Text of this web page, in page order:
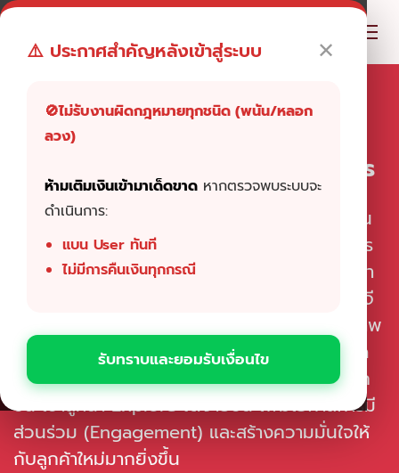
⚠️ ประกาศสำคัญหลังเข้าสู่ระบบ ✕
🚫ไม่รับงานผิดกฎหมายทุกชนิด (พนัน/หลอก
ลวง)
ห้ามเติมเงินเข้ามาเด็ดขาด หากตรวจพบระบบจะ
ดำเนินการ:
แบน User ทันที
ไม่มีการคืนเงินทุกกรณี
รับทราบและยอมรับเงื่อนไข
บริการเพิ่มยอด Instagram ครบวงจร
บริการเพิ่มไลค์และเพิ่มผู้ติดตาม Instagram ผ่าน
ระบบของเรา ช่วยเสริมความน่าเชื่อถือและเปิดการ
มองเห็นให้โปรไฟล์ของคุณอย่างเป็นธรรมชาติ เรา
ให้บริการครบทั้ง เพิ่มไลค์โพสต์ เพิ่มผู้ติดตามไอจี
เพิ่มยอดสตอรีวิว/รีล สำหรับผู้ที่ต้องการสร้างภาพ
ลักษณ์ให้ดูมืออาชีพ โปรไฟล์ที่มียอดไลค์และยอด
ฟอลสม่ำเสมอจะช่วยให้คอนเทนต์ถูกมองเห็นมาก
ขึ้น เข้าสู่หน้า Explore ได้ง่ายขึ้น เพิ่มโอกาสการมี
ส่วนร่วม (Engagement) และสร้างความมั่นใจให้
กับลูกค้าใหม่มากยิ่งขึ้น